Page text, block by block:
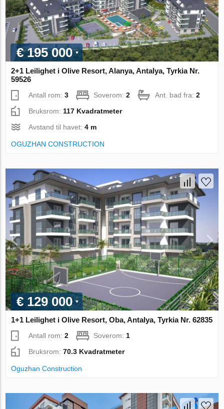
€ 195 000
2+1 Leilighet i Olive Resort, Alanya, Antalya, Tyrkia Nr.
59526
Antall rom:3 Soverom:2 Ant. bad fra:2
Bruksrom:117 Kvadratmeter
Avstand til havet:4 m
OGUZHAN CONSTRUCTION
€ 129 000
1+1 Leilighet i Olive Resort, Oba, Antalya, Tyrkia Nr. 62835
Antall rom:2 Soverom: 1
Bruksrom:70.3 Kvadratmeter
Oguzhan Construction